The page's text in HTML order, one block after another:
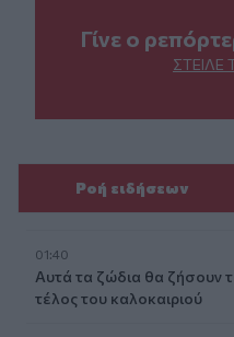
Γίνε ο
ΣΤΕΊΛΕ
Ροή ειδήσεων
01:40
Αυτά τα ζώδια θα ζήσουν
τέλος του καλοκαιριού